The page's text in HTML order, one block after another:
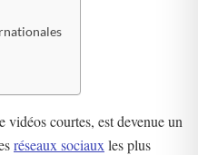
courtes, est devenue un
réseaux sociaux les plus